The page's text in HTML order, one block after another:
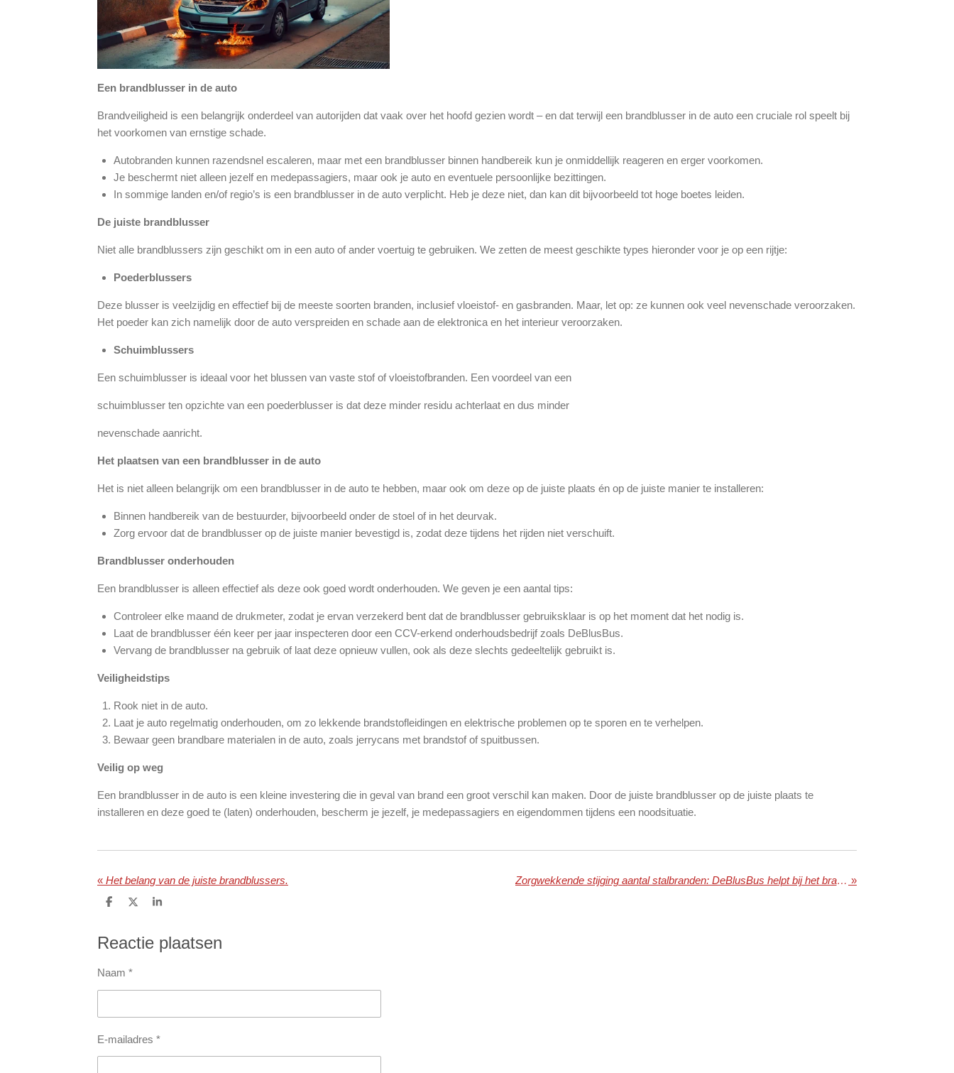
Een brandblusser in de auto
Brandveiligheid is een belangrijk onderdeel van autorijden dat vaak over het hoofd gezien wordt – en dat terwijl een brandblusser in de auto een cruciale rol speelt bij
het voorkomen van ernstige schade.
Autobranden kunnen razendsnel escaleren, maar met een brandblusser binnen handbereik kun je onmiddellijk reageren en erger voorkomen.
Je beschermt niet alleen jezelf en medepassagiers, maar ook je auto en eventuele persoonlijke bezittingen.
In sommige landen en/of regio’s is een brandblusser in de auto verplicht. Heb je deze niet, dan kan dit bijvoorbeeld tot hoge boetes leiden.
De juiste brandblusser
Niet alle brandblussers zijn geschikt om in een auto of ander voertuig te gebruiken. We zetten de meest geschikte types hieronder voor je op een rijtje:
Poederblussers
Deze blusser is veelzijdig en effectief bij de meeste soorten branden, inclusief vloeistof- en gasbranden. Maar, let op: ze kunnen ook veel nevenschade veroorzaken.
Het poeder kan zich namelijk door de auto verspreiden en schade aan de elektronica en het interieur veroorzaken.
Schuimblussers
Een schuimblusser is ideaal voor het blussen van vaste stof of vloeistofbranden. Een voordeel van een
schuimblusser ten opzichte van een poederblusser is dat deze minder residu achterlaat en dus minder
nevenschade aanricht.
Het plaatsen van een brandblusser in de auto
Het is niet alleen belangrijk om een brandblusser in de auto te hebben, maar ook om deze op de juiste plaats én op de juiste manier te installeren:
Binnen handbereik van de bestuurder, bijvoorbeeld onder de stoel of in het deurvak.
Zorg ervoor dat de brandblusser op de juiste manier bevestigd is, zodat deze tijdens het rijden niet verschuift.
Brandblusser onderhouden
Een brandblusser is alleen effectief als deze ook goed wordt onderhouden. We geven je een aantal tips:
Controleer elke maand de drukmeter, zodat je ervan verzekerd bent dat de brandblusser gebruiksklaar is op het moment dat het nodig is.
Laat de brandblusser één keer per jaar inspecteren door een CCV-erkend onderhoudsbedrijf zoals DeBlusBus.
Vervang de brandblusser na gebruik of laat deze opnieuw vullen, ook als deze slechts gedeeltelijk gebruikt is.
Veiligheidstips
Rook niet in de auto.
Laat je auto regelmatig onderhouden, om zo lekkende brandstofleidingen en elektrische problemen op te sporen en te verhelpen.
Bewaar geen brandbare materialen in de auto, zoals jerrycans met brandstof of spuitbussen.
Veilig op weg
Een brandblusser in de auto is een kleine investering die in geval van brand een groot verschil kan maken. Door de juiste brandblusser op de juiste plaats te
installeren en deze goed te (laten) onderhouden, bescherm je jezelf, je medepassagiers en eigendommen tijdens een noodsituatie.
« Het belang van de juiste brandblussers. Zorgwekkende stijging aantal stalbranden: DeBlusBus helpt bij het brandveilig maken van je stal. »
D
e
n
D
l
S
Reactie plaatsen
Naam *
E-mailadres *